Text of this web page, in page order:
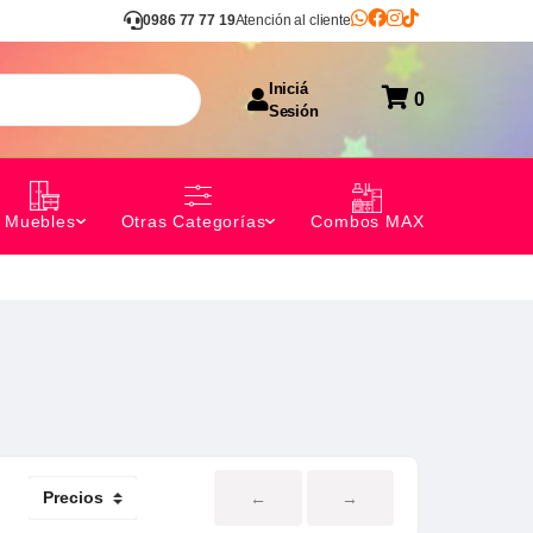
0986 77 77 19Atención al cliente
Iniciá
Sesión
0
Muebles Otras Categorías Combos MAX
← →